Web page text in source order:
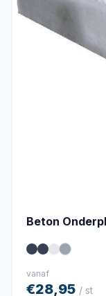
Beton
vanaf
€28,95 / st